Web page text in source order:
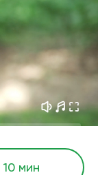
10 мин